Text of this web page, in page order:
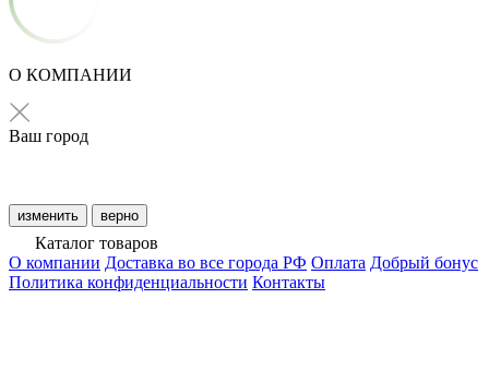
О КОМПАНИИ
Ваш город
изменить верно
Каталог товаров
О компании Доставка во все города РФ Оплата Добрый бонус
Политика конфиденциальности Контакты